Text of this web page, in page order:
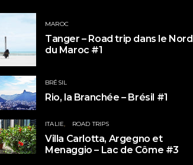
MAROC
Tanger – Road trip dans le Nord
du Maroc #1
BRÉSIL
Rio, la Branchée – Brésil #1
ITALIE ROAD TRIPS
Villa Carlotta, Argegno et
Menaggio – Lac de Côme #3